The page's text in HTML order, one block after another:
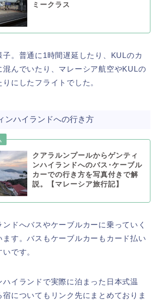
ミークラス
子。普通に1時間遅延したり、KULのカ
混んでいたり、マレーシア航空やKULの
にしたフライトでした。
ンハイランドへの行き方
クアラルンプールからゲンティ
ンハイランドへのバス･ケーブル
カーでの行き方を写真付きで解
説。【マレーシア旅行記】
ドへバスやケーブルカーに乗っていく
ます。バスもケーブルカーもカード払い
です。
ハイランドで実際に泊まった日本式温
宿についてもリンク先にまとめておりま